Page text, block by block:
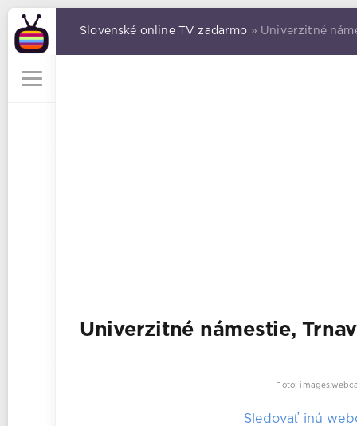
Slovenské online TV zadarmo » Univerzitné
Univerzitné námestie,
Foto:
Sledovať inú